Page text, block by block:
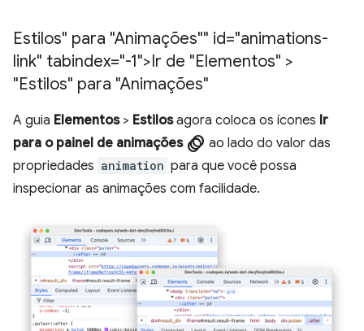
Estilos" para "Animações"" id="animations-
link" tabindex="-1">Ir de "Elementos" >
"Estilos" para "Animações"
A guia Elementos> Estilosagora coloca os ícones Ir
para o painel de animações animation ao lado do valor das
propriedades animation para que você possa
inspecionar as animações com facilidade.